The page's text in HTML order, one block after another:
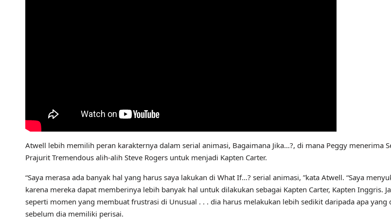
Atwell lebih memilih peran karakternya dalam serial animasi, Bagaimana Jika…?, di mana Peggy menerima
Prajurit Tremendous alih-alih Steve Rogers untuk menjadi Kapten Carter.
“Saya merasa ada banyak hal yang harus saya lakukan di What If…? serial animasi, ”kata Atwell. “Saya
karena mereka dapat memberinya lebih banyak hal untuk dilakukan sebagai Kapten Carter, Kapten Inggris.
seperti momen yang membuat frustrasi di Unusual . . . dia harus melakukan lebih sedikit daripada apa yang
sebelum dia memiliki perisai.